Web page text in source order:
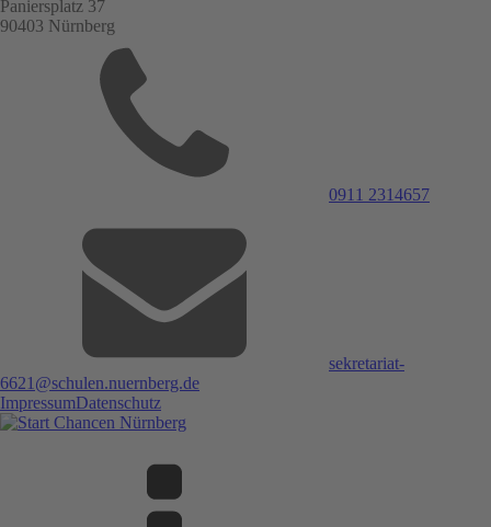
Paniersplatz 37
90403 Nürnberg
0911 2314657
sekretariat-
6621@schulen.nuernberg.de
ImpressumDatenschutz